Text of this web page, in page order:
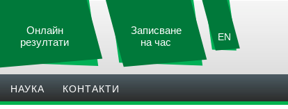
EN
Записване
на час
Онлайн
резултати
НАУКА КОНТАКТИ